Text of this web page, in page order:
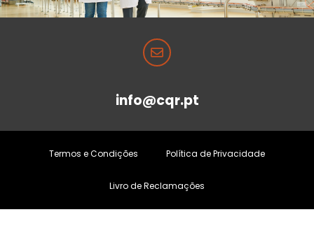
info@cqr.pt
Termos e Condições Política de Privacidade
Livro de Reclamações